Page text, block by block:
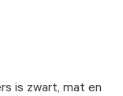
is zwart, mat en